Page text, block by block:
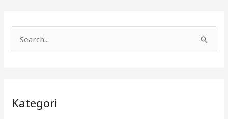
u
Kategori